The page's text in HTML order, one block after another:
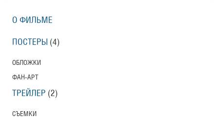
О ФИЛЬМЕ
ПОСТЕРЫ (4)
ОБЛОЖКИ
ФАН-АРТ
ТРЕЙЛЕР (2)
СЪЕМКИ